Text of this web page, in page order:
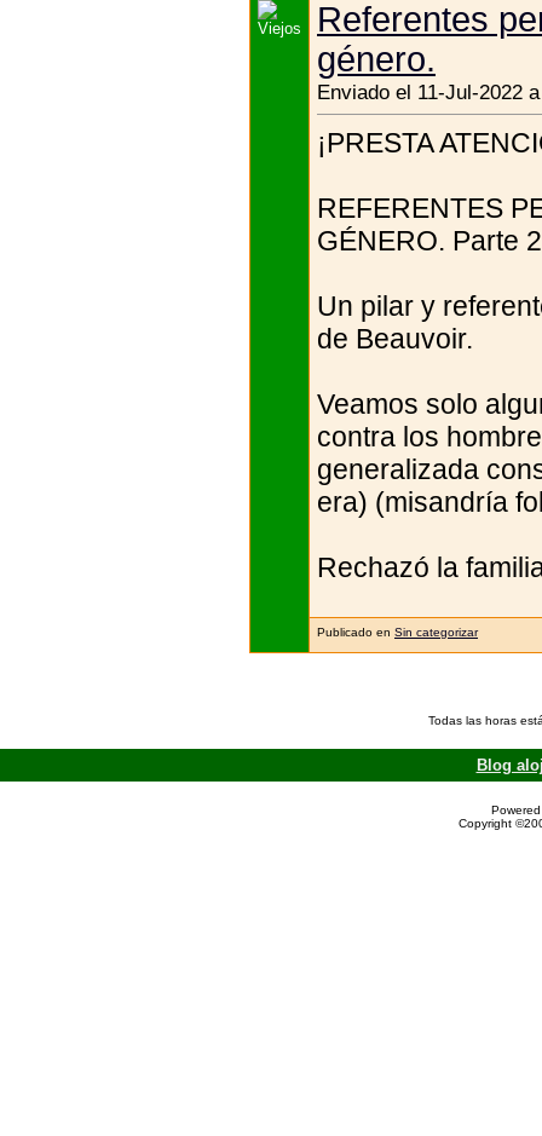
Referentes
género.
Enviado el 11-Jul-2022
¡PRESTA
REFERENTES
GÉNERO. Parte 2
Un pilar y
de Beauvoir.
Veamos solo
contra los
generalizada
era) (misandría
Rechazó la
Publicado en Sin categorizar
Todas las horas
Blog
Copyright